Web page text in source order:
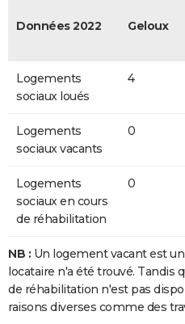
Données 2022 Geloux
Logements
sociaux loués
4
Logements
sociaux vacants
0
Logements
sociaux en cours
de réhabilitation
0
NB : Un logement vacant est
locataire n'a été trouvé. Tandis
de réhabilitation n'est pas
raisons diverses comme des